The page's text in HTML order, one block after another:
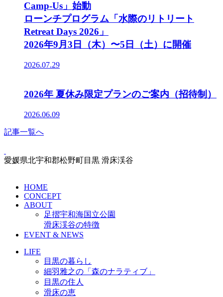
Camp-Us」始動
ローンチプログラム「水際のリトリート
Retreat Days 2026」
2026年9月3日（木）〜5日（土）に開催
2026.07.29
2026年 夏休み限定プランのご案内（招待制）
2026.06.09
記事一覧へ
愛媛県北宇和郡松野町目黒 滑床渓谷
HOME
CONCEPT
ABOUT
足摺宇和海国立公園
滑床渓谷の特徴
EVENT & NEWS
LIFE
目黒の暮らし
細羽雅之の「森のナラティブ」
目黒の住人
滑床の恵